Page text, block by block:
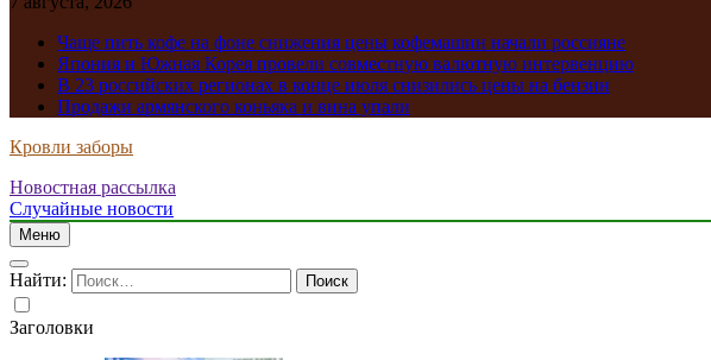
Чаще пить кофе на фоне снижения цены кофемашин начали россияне
Япония и Южная Корея провели совместную валютную интервенцию
В 23 российских регионах в конце июля снизились цены на бензин
Продажи армянского коньяка и вина упали
Кровли заборы
Новостная рассылка
Случайные новости
Меню
Найти:
Заголовки